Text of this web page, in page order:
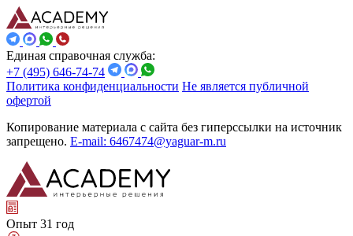
Единая справочная служба:
+7 (495) 646-74-74
Политика конфиденциальности Не является публичной
офертой
Копирование материала с сайта без гиперссылки на источник
запрещено. E-mail: 6467474@yaguar-m.ru
Опыт 31 год